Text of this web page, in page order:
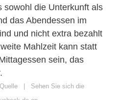
sowohl die Unterkunft als
das Abendessen im
und nicht extra bezahlt
Mahlzeit kann statt
sein, das
Sehen Sie sich die